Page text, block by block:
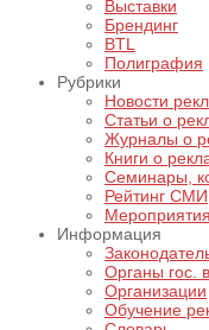
Выставки
Брендинг
BTL
Полиграфия
Рубрики
Новости
Статьи о
Журналы о
Книги о
Семинары,
Рейтинг СМИ
Мероприятия
Информация
Органы гос.
Организации
Обучение